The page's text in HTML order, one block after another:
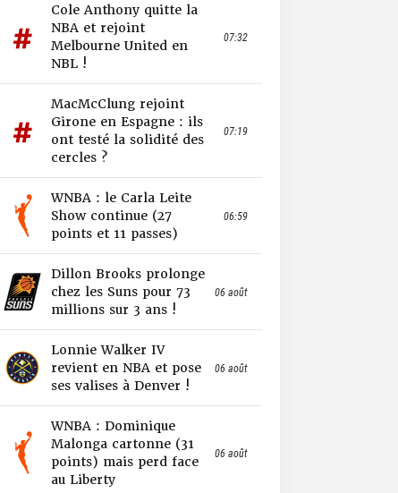
Cole Anthony quitte la
NBA et rejoint
Melbourne United en
NBL !
07:32
MacMcClung rejoint
Girone en Espagne : ils
ont testé la solidité des
cercles ?
07:19
WNBA : le Carla Leite
Show continue (27
points et 11 passes)
06:59
Dillon Brooks prolonge
chez les Suns pour 73
millions sur 3 ans !
06 août
Lonnie Walker IV
revient en NBA et pose
ses valises à Denver !
06 août
WNBA : Dominique
Malonga cartonne (31
points) mais perd face
au Liberty
06 août